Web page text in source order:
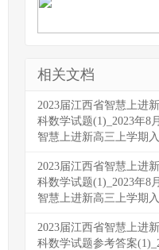
相关文档
2023届江西省智慧上进
科数学试题(1)_2023年8
智慧上进新高三上学期
2023届江西省智慧上进
科数学试题(1)_2023年8
智慧上进新高三上学期
2023届江西省智慧上进
科数学试题参考答案